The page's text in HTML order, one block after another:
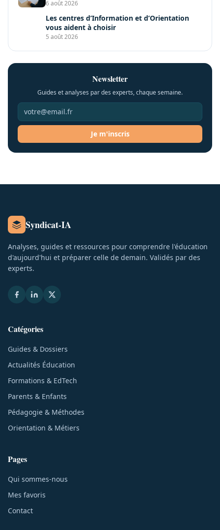
6 août 2026
Les centres d’Information et d’Orientation
vous aident à choisir
5 août 2026
Newsletter
Guides et analyses par des experts, chaque semaine.
Je m'inscris
Syndicat-IA
Analyses, guides et ressources pour comprendre l'éducation
d'aujourd'hui et préparer celle de demain. Validés par des
experts.
Catégories
Guides & Dossiers
Actualités Éducation
Formations & EdTech
Parents & Enfants
Pédagogie & Méthodes
Orientation & Métiers
Pages
Qui sommes-nous
Mes favoris
Contact